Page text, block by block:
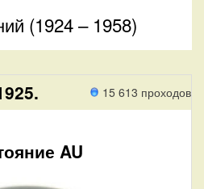
(1924 – 1958)
15 613 проходов
AU